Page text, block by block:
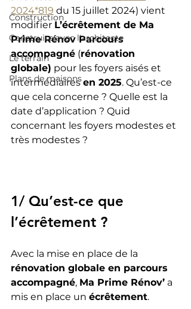
Construction
Construire avec l'architecte
Le terrain
Plans de maisons
2024*819 du 15 juillet 2024) vient
modifier L’écrêtement de Ma
Prime Rénov Parcours
accompagné (rénovation
globale) pour les foyers aisés et
intermédiaires en 2025. Qu’est-ce
que cela concerne ? Quelle est la
date d’application ? Quid
concernant les foyers modestes et
très modestes ?
1/ Qu’est-ce que
l’écrêtement ?
Avec la mise en place de la
rénovation globale en parcours
accompagné, Ma Prime Rénov’ a
mis en place un écrêtement.